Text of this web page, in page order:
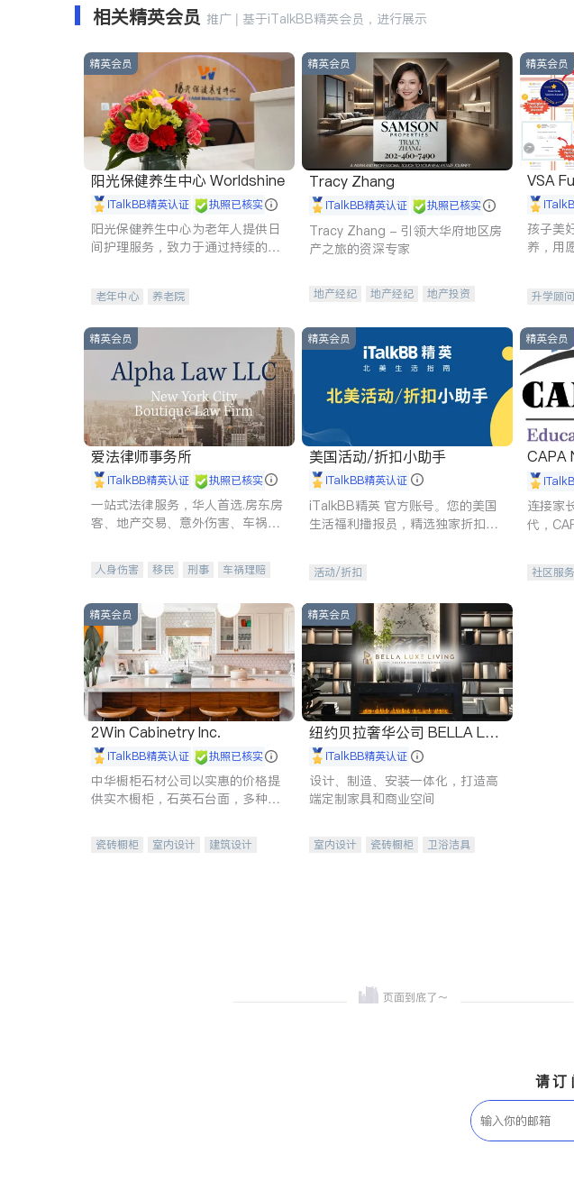
相关精英会员 推广 | 基于iTalkBB精英会员，进行展示
精英会员
阳光保健养生中心 Worldshine
iTalkBB精英认证 执照已核实
阳光保健养生中心为老年人提供日
间护理服务，致力于通过持续的护
老年中心 养老院
精英会员
Tracy Zhang
iTalkBB精英认证 执照已核实
Tracy Zhang - 引领大华府地区房
产之旅的资深专家
地产经纪 地产经纪
地产投资
精英会员
VSA
孩子美
养，用
升学顾
精英会员
爱法律师事务所
iTalkBB精英认证 执照已核实
一站式法律服务，华人首选.房东房
客、地产交易、意外伤害、车祸重
人身伤害 移民 刑事
车祸理赔
商标注册
索赔 律师-其它 保释
精英会员
美国活动/折扣小助手
iTalkBB精英认证
iTalkBB精英 官方账号。您的美国
生活福利播报员，精选独家折扣、
活动/折扣
精英会员
CAPA
连接家
代，
社区服务
精英会员
2Win Cabinetry Inc.
iTalkBB精英认证 执照已核实
中华橱柜石材公司以实惠的价格提
供实木橱柜，石英石台面，多种优
机。品质厨房，家的选择。
瓷砖橱柜 室内设计
建筑设计
精英会员
纽约贝拉奢华公司 BELLA LUX
E iTalkBB精英认证
设计、制造、安装一体化，打造高
端定制家具和商业空间
室内设计 瓷砖橱柜
卫浴洁具
请订